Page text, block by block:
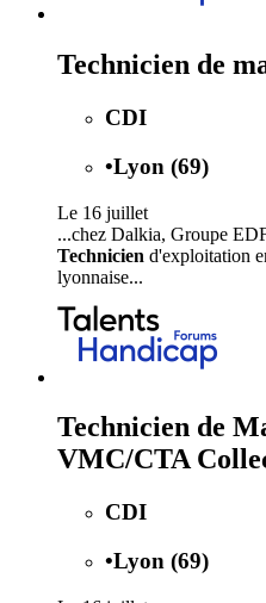
Technicien de
CDI
•Lyon (69)
Le 16 juillet
...chez Dalkia, Groupe
Technicien d'exploitation
lyonnaise...
Technicien de
VMC/CTA
CDI
•Lyon (69)